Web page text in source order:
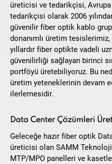
üreticisi ve tedarikçisi,
tedarikçisi olarak 2006
güvenilir fiber optik kablo
donanımlı üretim tesislerimiz,
yıllardır fiber optikte vadeli
güvenilirliği sağlayan birinci
portföyü üretebiliyoruz. Bu
üretim yeteneklerinin devam
ilerlemesidir.
Data Center Çözümleri
Geleceğe hazır fiber optik
üreticisi olan SAMM
MTP/MPO panelleri ve